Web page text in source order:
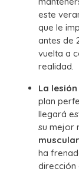
este
que le
antes de
vuelta a
realidad.
La
plan
llegará
su mejor
muscular
ha
dirección